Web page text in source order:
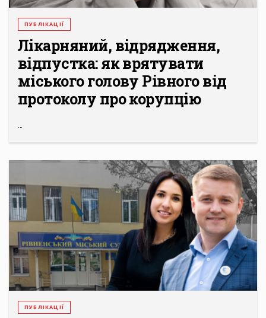
ПУБЛІКАЦІЇ
Лікарняний, відрядження,
відпустка: як врятувати
міського голову Рівного від
протоколу про корупцію
...
ПУБЛІКАЦІЇ